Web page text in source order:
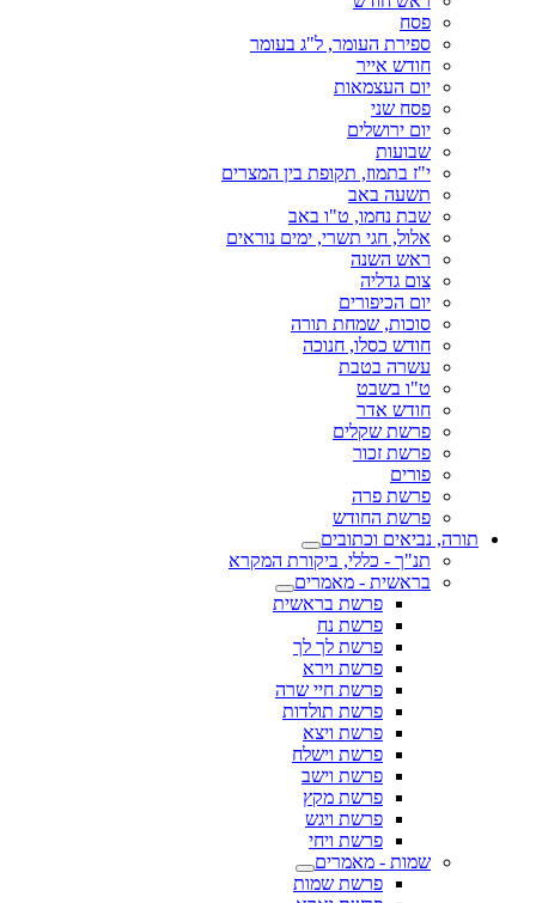
פסח
ספירת העומר, ל"ג בעומר
חודש אייר
יום העצמאות
פסח שני
יום ירושלים
שבועות
י"ז בתמוז, תקופת בין המצרים
תשעה באב
שבת נחמו, ט"ו באב
אלול, חגי תשרי, ימים נוראים
ראש השנה
צום גדליה
יום הכיפורים
סוכות, שמחת תורה
חודש כסלו, חנוכה
עשרה בטבת
ט"ו בשבט
חודש אדר
פרשת שקלים
פרשת זכור
פורים
פרשת פרה
פרשת החודש
תורה, נביאים וכתובים
תנ"ך - כללי, ביקורת המקרא
בראשית - מאמרים
פרשת בראשית
פרשת נח
פרשת לך לך
פרשת וירא
פרשת חיי שרה
פרשת תולדות
פרשת ויצא
פרשת וישלח
פרשת וישב
פרשת מקץ
פרשת ויגש
פרשת ויחי
שמות - מאמרים
פרשת שמות